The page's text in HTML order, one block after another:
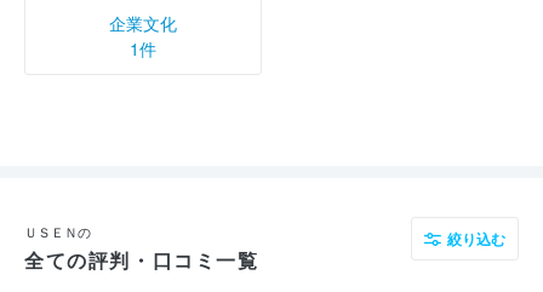
企業文化
1件
ＵＳＥＮの
全ての評判・口コミ一覧
絞り込む